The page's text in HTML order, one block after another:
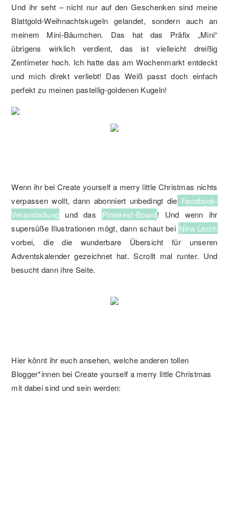
Und ihr seht – nicht nur auf den Geschenken sind meine
Blattgold-Weihnachtskugeln gelandet, sondern auch an
meinem Mini-Bäumchen. Das hat das Präfix „Mini“
übrigens wirklich verdient, das ist vielleicht dreißig
Zentimeter hoch. Ich hatte das am Wochenmarkt entdeckt
und mich direkt verliebt! Das Weiß passt doch einfach
perfekt zu meinen pastellig-goldenen Kugeln!
Wenn ihr bei Create yourself a merry little Christmas nichts
verpassen wollt, dann abonniert unbedingt die Facebook-
Veranstaltung und das Pinterest-Board! Und wenn ihr
supersüße Illustrationen mögt, dann schaut bei Nina Lerch
vorbei, die die wunderbare Übersicht für unseren
Adventskalender gezeichnet hat. Scrollt mal runter. Und
besucht dann ihre Seite.
Hier könnt ihr euch ansehen, welche anderen tollen
Blogger*innen bei Create yourself a merry little Christmas
mit dabei sind und sein werden: